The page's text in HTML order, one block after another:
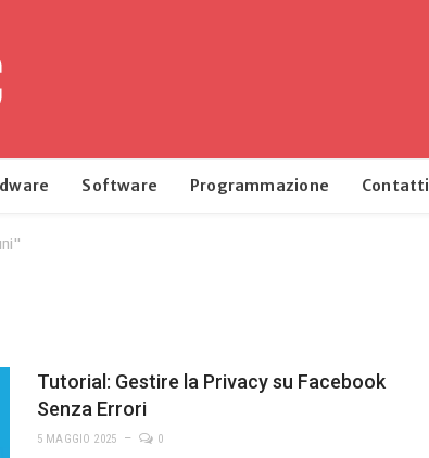
Software Programmazione Contatti
Tutorial: Gestire la Privacy su Facebook
Senza Errori
5 MAGGIO 2025 0